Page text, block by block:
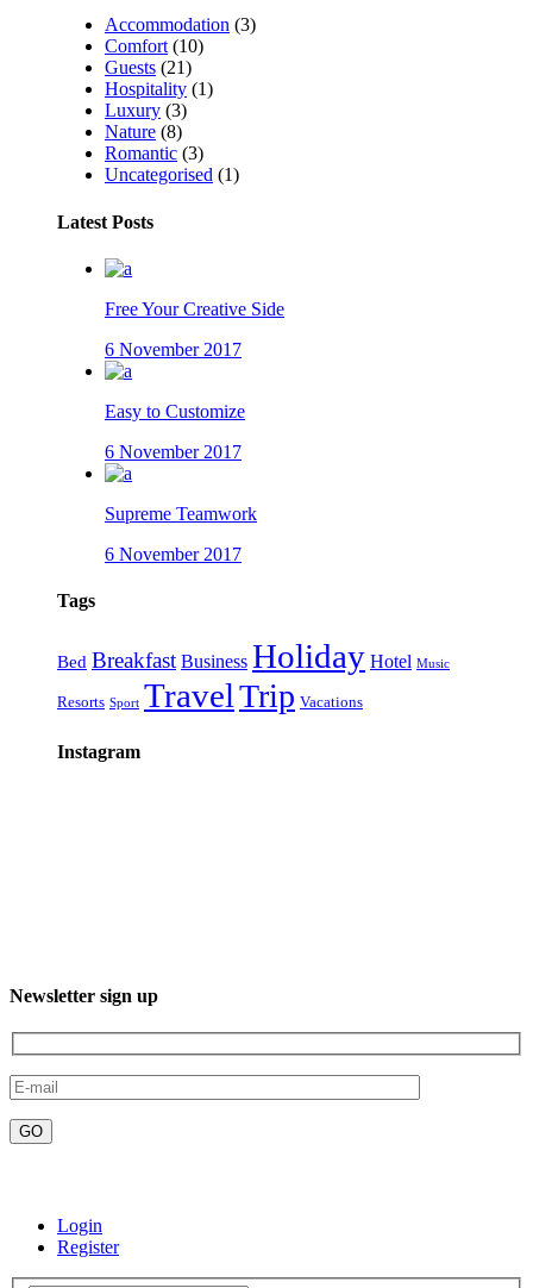
Accommodation (3)
Comfort (10)
Guests (21)
Hospitality (1)
Luxury (3)
Nature (8)
Romantic (3)
Uncategorised (1)
Latest Posts
Free Your Creative Side
6 November 2017
Easy to Customize
6 November 2017
Supreme Teamwork
6 November 2017
Tags
Bed Breakfast Business Holiday Hotel Music
Resorts Sport TravelTrip Vacations
Instagram
Newsletter sign up
Login
Register